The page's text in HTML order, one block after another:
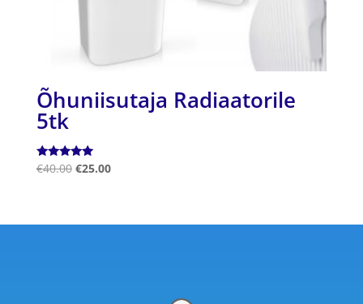
Õhuniisutaja Radiaatorile
5tk
Hinnanguga
€40.00 €25.00